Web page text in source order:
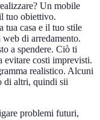
Un mobile
tuo obiettivo.
tua casa e il tuo stile
di arredamento.
a spendere. Ciò ti
evitare costi imprevisti.
realistico. Alcuni
di altri, quindi sii
problemi futuri,